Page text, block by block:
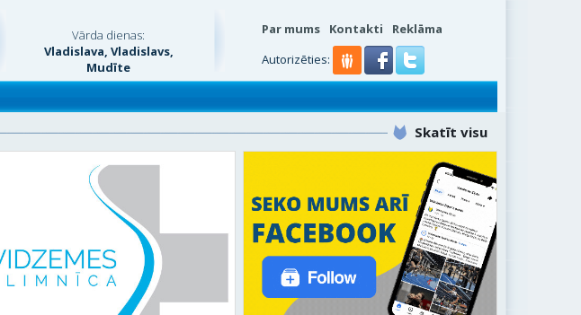
Vārda dienas:
Vladislava, Vladislavs,
Mudīte
Par mums Kontakti
Reklāma
Autorizēties:
Skatīt visu